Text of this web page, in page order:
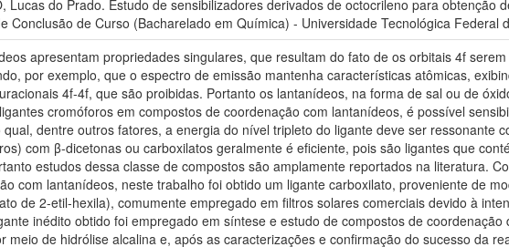
Lucas do Prado. Estudo de sensibilizadores derivados de octocrileno para
Conclusão de Curso (Bacharelado em Química) - Universidade Tecnológica Federal
apresentam propriedades singulares, que resultam do fato de os orbitais 4f
por exemplo, que o espectro de emissão mantenha características atômicas,
4f-4f, que são proibidas. Portanto os lantanídeos, na forma de sal ou de
cromóforos em compostos de coordenação com lantanídeos, é possível
qual, dentre outros fatores, a energia do nível tripleto do ligante deve ser ressonante
com β-dicetonas ou carboxilatos geralmente é eficiente, pois são ligantes que
estudos dessa classe de compostos são amplamente reportados na literatura.
com lantanídeos, neste trabalho foi obtido um ligante carboxilato, proveniente de
de 2-etil-hexila), comumente empregado em filtros solares comerciais devido à
inédito obtido foi empregado em síntese e estudo de compostos de
meio de hidrólise alcalina e, após as caracterizações e confirmação do sucesso da